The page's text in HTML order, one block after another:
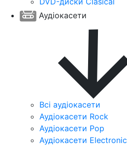
Аудіокасети
Всі аудіокасети
Аудіокасети Rock
Аудіокасети Pop
Аудіокасети Electronic